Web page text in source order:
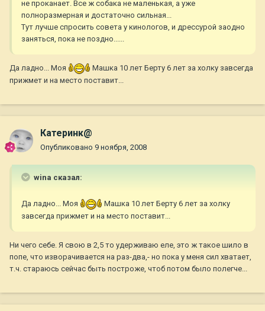
не проканает. Все ж собака не маленькая, а уже
полноразмерная и достаточно сильная...
Тут лучше спросить совета у кинологов, и дрессурой заодно
заняться, пока не поздно......
Да ладно... Моя
Машка 10 лет Берту 6 лет за холку завсегда
прижмет и на место поставит...
Катеринк@
Опубликовано 9 ноября, 2008
wina сказал:
Да ладно... Моя
Машка 10 лет Берту 6 лет за холку
завсегда прижмет и на место поставит...
Ни чего себе. Я свою в 2,5 то удерживаю еле, это ж такое шило в
попе, что изворачивается на раз-два,- но пока у меня сил хватает,
т.ч. стараюсь сейчас быть построже, чтоб потом было полегче...